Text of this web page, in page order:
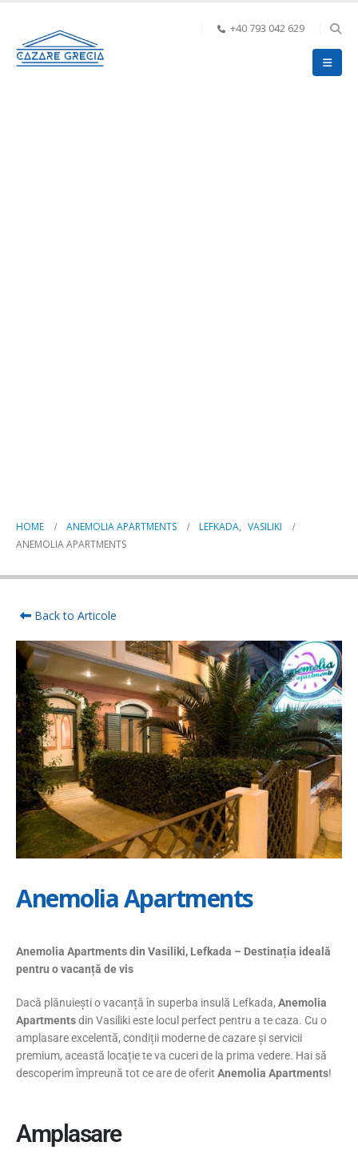
+40 793 042 629
HOME ANEMOLIA APARTMENTS LEFKADA, VASILIKI
ANEMOLIA APARTMENTS
Back to Articole
Anemolia Apartments
Anemolia Apartments din Vasiliki, Lefkada – Destinația ideală
pentru o vacanță de vis
Dacă plănuiești o vacanță în superba insulă Lefkada, Anemolia
Apartmentsdin Vasiliki este locul perfect pentru a te caza. Cu o
amplasare excelentă, condiții moderne de cazare și servicii
premium, această locație te va cuceri de la prima vedere. Hai să
descoperim împreună tot ce are de oferit Anemolia Apartments!
Amplasare